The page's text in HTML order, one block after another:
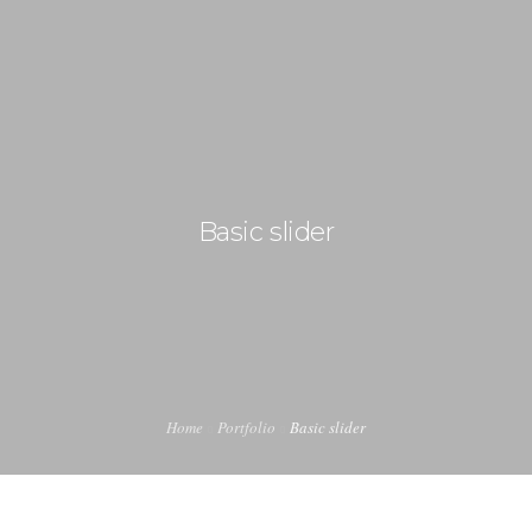
Basic slider
Home Portfolio Basic slider